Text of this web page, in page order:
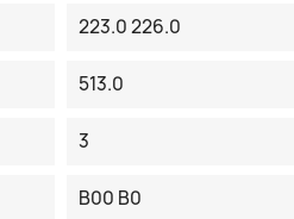
223.0 226.0
513.0
3
B00 B0